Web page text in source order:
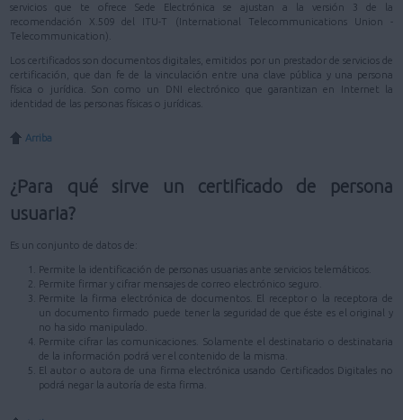
servicios que te ofrece Sede Electrónica se ajustan a la versión 3 de la
recomendación X.509 del ITU-T (International Telecommunications Union -
Telecommunication).
Los certificados son documentos digitales, emitidos por un prestador de servicios de
certificación, que dan fe de la vinculación entre una clave pública y una persona
física o jurídica. Son como un DNI electrónico que garantizan en Internet la
identidad de las personas físicas o jurídicas.
Arriba
¿Para qué sirve un certificado de persona
usuaria?
Es un conjunto de datos de:
Permite la identificación de personas usuarias ante servicios telemáticos.
Permite firmar y cifrar mensajes de correo electrónico seguro.
Permite la firma electrónica de documentos. El receptor o la receptora de
un documento firmado puede tener la seguridad de que éste es el original y
no ha sido manipulado.
Permite cifrar las comunicaciones. Solamente el destinatario o destinataria
de la información podrá ver el contenido de la misma.
El autor o autora de una firma electrónica usando Certificados Digitales no
podrá negar la autoría de esta firma.